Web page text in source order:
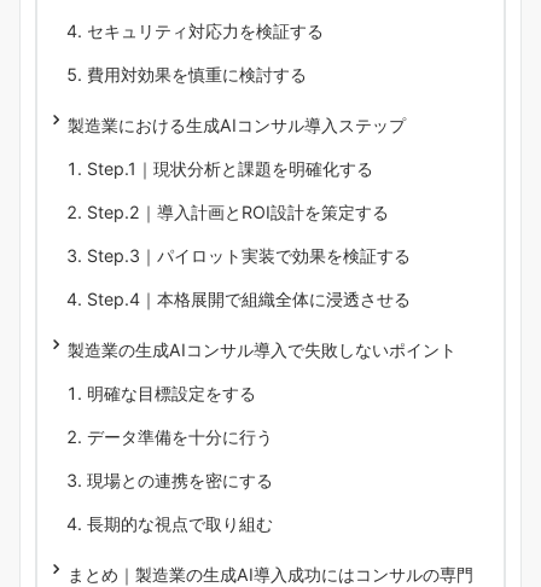
セキュリティ対応力を検証する
費用対効果を慎重に検討する
製造業における生成AIコンサル導入ステップ
Step.1｜現状分析と課題を明確化する
Step.2｜導入計画とROI設計を策定する
Step.3｜パイロット実装で効果を検証する
Step.4｜本格展開で組織全体に浸透させる
製造業の生成AIコンサル導入で失敗しないポイント
明確な目標設定をする
データ準備を十分に行う
現場との連携を密にする
長期的な視点で取り組む
まとめ｜製造業の生成AI導入成功にはコンサルの専門